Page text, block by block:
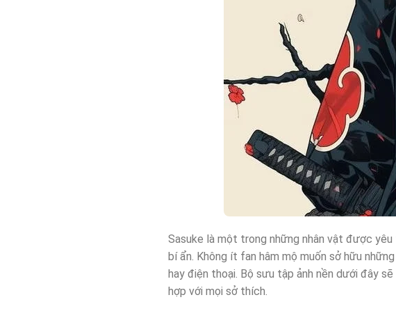
Sasuke là một trong những nhân vật được
bí ẩn. Không ít fan hâm mộ muốn sở hữu những
hay điện thoại. Bộ sưu tập ảnh nền dưới đây
hợp với mọi sở thích.